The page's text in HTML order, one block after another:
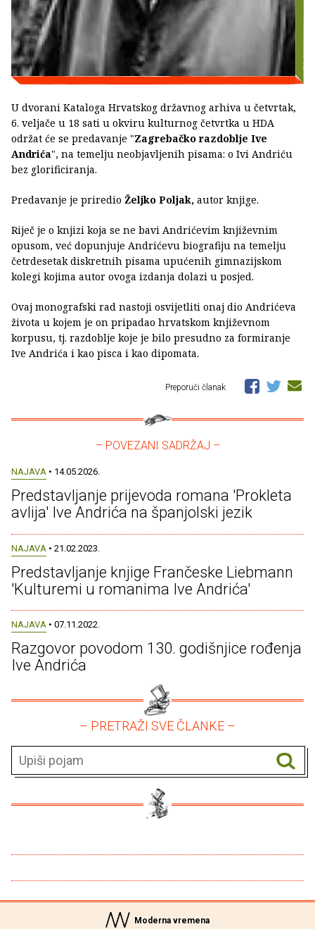
U dvorani Kataloga Hrvatskog državnog arhiva u četvrtak,
6. veljače u 18 sati u okviru kulturnog četvrtka u HDA
održat će se predavanje "Zagrebačko razdoblje Ive
Andrića", na temelju neobjavljenih pisama: o Ivi Andriću
bez glorificiranja.
Predavanje je priredio Željko Poljak, autor knjige.
Riječ je o knjizi koja se ne bavi Andrićevim književnim
opusom, već dopunjuje Andrićevu biografiju na temelju
četrdesetak diskretnih pisama upućenih gimnazijskom
kolegi kojima autor ovoga izdanja dolazi u posjed.
Ovaj monografski rad nastoji osvijetliti onaj dio Andrićeva
života u kojem je on pripadao hrvatskom književnom
korpusu, tj. razdoblje koje je bilo presudno za formiranje
Ive Andrića i kao pisca i kao dipomata.
Preporuči članak
– POVEZANI SADRŽAJ –
NAJAVA • 14.05.2026.
Predstavljanje prijevoda romana 'Prokleta
avlija' Ive Andrića na španjolski jezik
NAJAVA • 21.02.2023.
Predstavljanje knjige Frančeske Liebmann
'Kulturemi u romanima Ive Andrića'
NAJAVA • 07.11.2022.
Razgovor povodom 130. godišnjice rođenja
Ive Andrića
– PRETRAŽI SVE ČLANKE –
Moderna vremena